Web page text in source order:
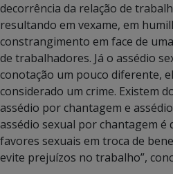
decorrência da relação de
resultando em vexame, em
constrangimento em face de
de trabalhadores. Já o assédio
conotação um pouco diferente,
considerado um crime. Existem
assédio por chantagem e
assédio sexual por chantagem é
favores sexuais em troca de
evite prejuízos no trabalho”,